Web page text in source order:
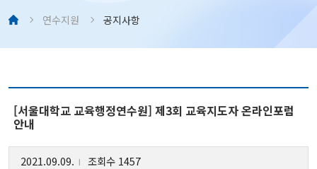
연수지원 공지사항
[서울대학교 교육행정연수원] 제3회 교육지도자 온라인포럼
안내
2021.09.09. 조회수 1457